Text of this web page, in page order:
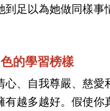
到足以為她做同樣事
的學習榜樣
心、自我尊嚴、慈愛
有越多越好。假使你